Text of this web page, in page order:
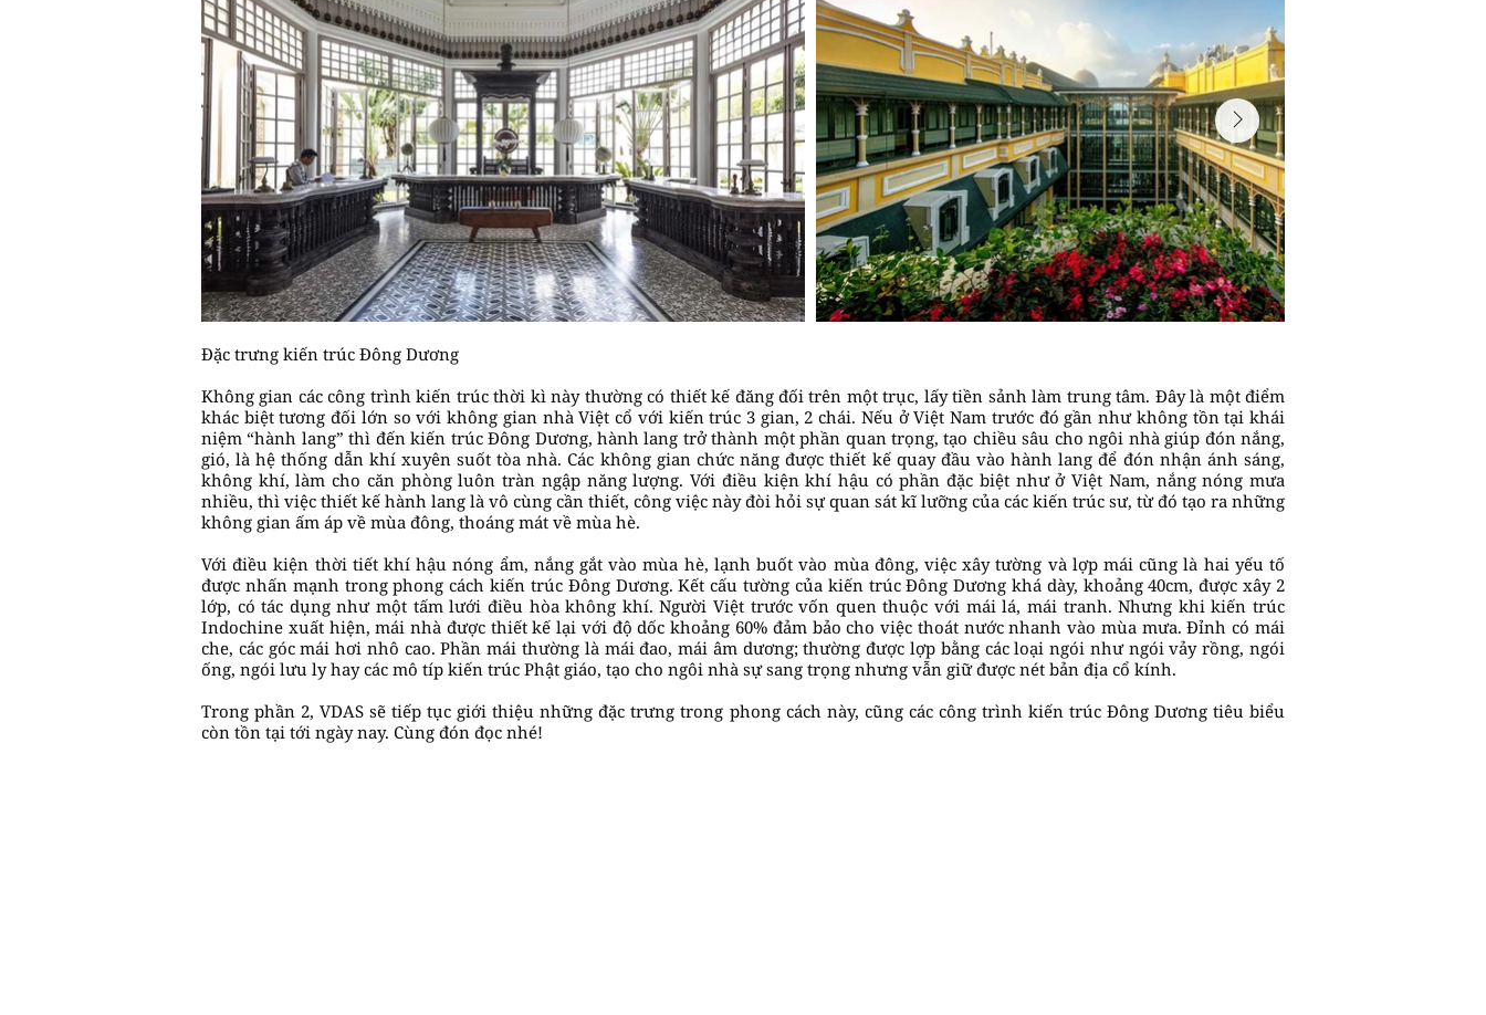
Đặc trưng kiến trúc Đông Dương
Không gian các công trình kiến trúc thời kì này thường có thiết kế đăng đối trên một trục, lấy tiền sảnh làm trung tâm. Đây là một điểm
khác biệt tương đối lớn so với không gian nhà Việt cổ với kiến trúc 3 gian, 2 chái. Nếu ở Việt Nam trước đó gần như không tồn tại khái
niệm “hành lang” thì đến kiến trúc Đông Dương, hành lang trở thành một phần quan trọng, tạo chiều sâu cho ngôi nhà giúp đón nắng,
gió, là hệ thống dẫn khí xuyên suốt tòa nhà. Các không gian chức năng được thiết kế quay đầu vào hành lang để đón nhận ánh sáng,
không khí, làm cho căn phòng luôn tràn ngập năng lượng. Với điều kiện khí hậu có phần đặc biệt như ở Việt Nam, nắng nóng mưa
nhiều, thì việc thiết kế hành lang là vô cùng cần thiết, công việc này đòi hỏi sự quan sát kĩ lưỡng của các kiến trúc sư, từ đó tạo ra những
không gian ấm áp về mùa đông, thoáng mát về mùa hè.
Với điều kiện thời tiết khí hậu nóng ẩm, nắng gắt vào mùa hè, lạnh buốt vào mùa đông, việc xây tường và lợp mái cũng là hai yếu tố
được nhấn mạnh trong phong cách kiến trúc Đông Dương. Kết cấu tường của kiến trúc Đông Dương khá dày, khoảng 40cm, được xây 2
lớp, có tác dụng như một tấm lưới điều hòa không khí. Người Việt trước vốn quen thuộc với mái lá, mái tranh. Nhưng khi kiến trúc
Indochine xuất hiện, mái nhà được thiết kế lại với độ dốc khoảng 60% đảm bảo cho việc thoát nước nhanh vào mùa mưa. Đỉnh có mái
che, các góc mái hơi nhô cao. Phần mái thường là mái đao, mái âm dương; thường được lợp bằng các loại ngói như ngói vảy rồng, ngói
ống, ngói lưu ly hay các mô típ kiến trúc Phật giáo, tạo cho ngôi nhà sự sang trọng nhưng vẫn giữ được nét bản địa cổ kính.
Trong phần 2, VDAS sẽ tiếp tục giới thiệu những đặc trưng trong phong cách này, cũng các công trình kiến trúc Đông Dương tiêu biểu
còn tồn tại tới ngày nay. Cùng đón đọc nhé!